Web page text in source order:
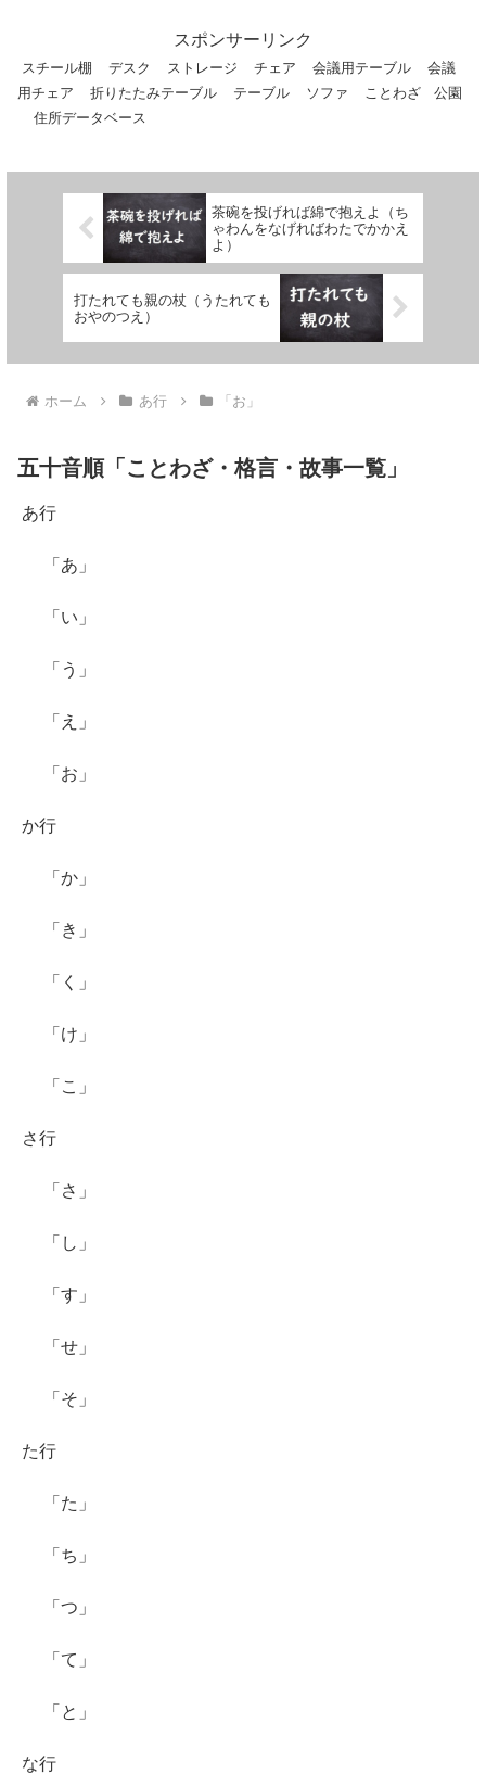
スポンサーリンク
スチール棚 デスク ストレージ チェア 会議用テーブル
会議
用チェア
折りたたみテーブル テーブル ソファ ことわざ
公園
住所データベース
茶碗を投げれば綿で抱えよ（ち
ゃわんをなげればわたでかかえ
よ）
打たれても親の杖（うたれても
おやのつえ）
ホーム あ行 「お」
五十音順「ことわざ・格言・故事一覧」
あ行
「あ」
「い」
「う」
「え」
「お」
か行
「か」
「き」
「く」
「け」
「こ」
さ行
「さ」
「し」
「す」
「せ」
「そ」
た行
「た」
「ち」
「つ」
「て」
「と」
な行